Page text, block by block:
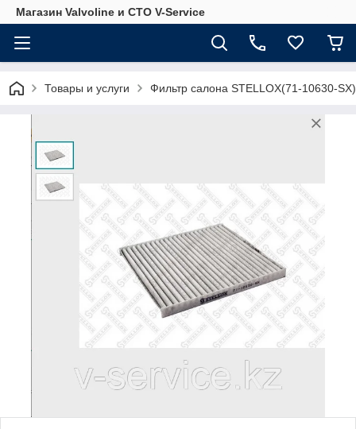
Магазин Valvoline и СТО V-Service
Товары и услуги Фильтр салона STELLOX(71-10630-SX)